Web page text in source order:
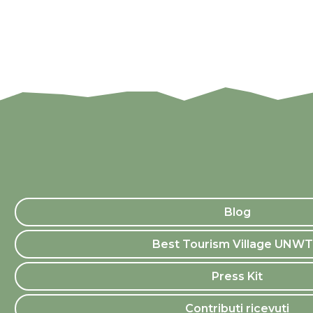
Blog
Best Tourism Village
Press Kit
Contributi ricevuti